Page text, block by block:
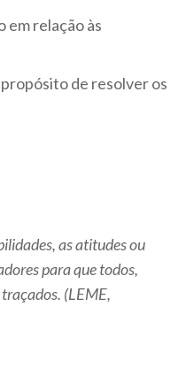
em relação às
de resolver os
as atitudes ou
para que todos,
(LEME,